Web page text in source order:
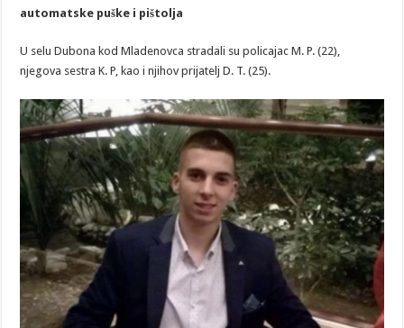
automatske puške i pištolja
U selu Dubona kod Mladenovca stradali su policajac M. P. (22),
njegova sestra K. P, kao i njihov prijatelj D. T. (25).